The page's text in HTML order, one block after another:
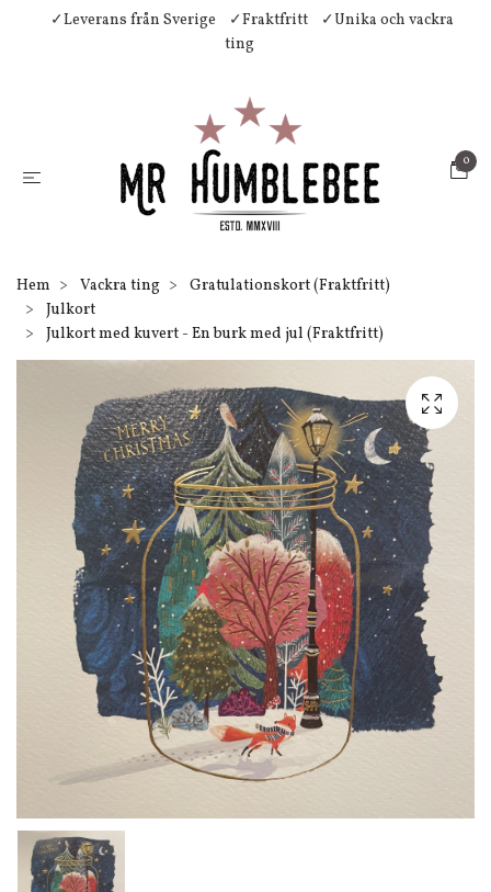
✓Leverans från Sverige ✓Fraktfritt
✓Unika och vackra
ting
0
Hem Vackra ting
Gratulationskort (Fraktfritt)
Julkort
Julkort med kuvert - En burk med jul (Fraktfritt)